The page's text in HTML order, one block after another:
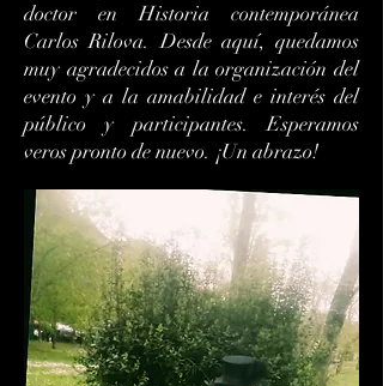
doctor en Historia contemporánea
Carlos Rilova. Desde aquí, quedamos
muy agradecidos a la organización del
evento y a la amabilidad e interés del
público y participantes. Esperamos
veros pronto de nuevo. ¡Un abrazo!